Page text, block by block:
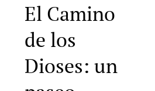
El Camino
de los
Dioses: un